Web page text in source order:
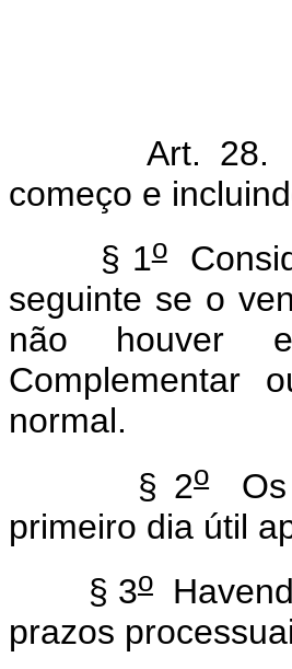
Art. 28.
começo e
§ 1o
seguinte se o
não houver
Complementar
normal.
§ 2oOs
primeiro dia útil
§ 3o
prazos